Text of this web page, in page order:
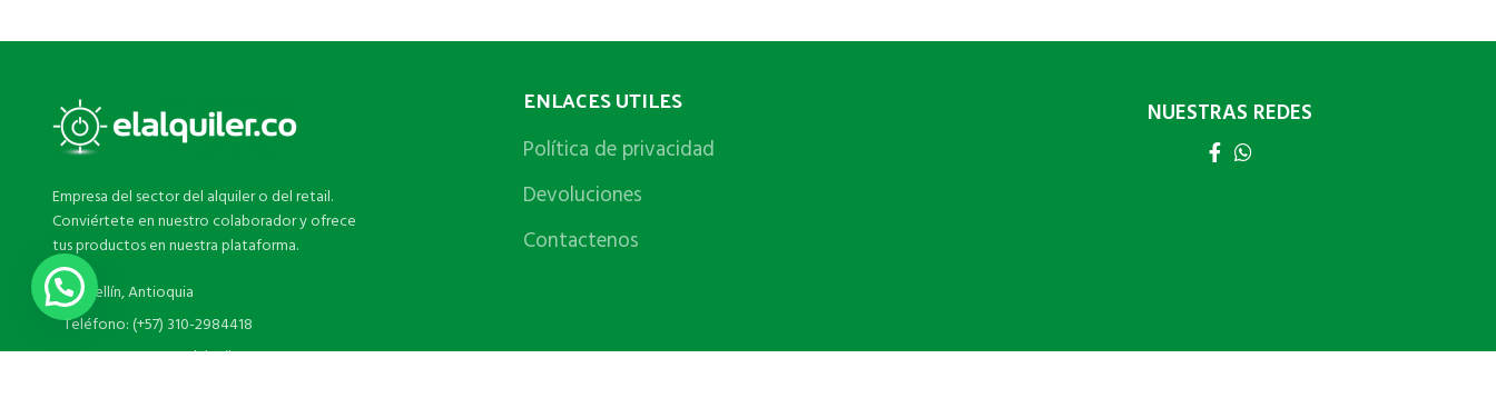
Empresa del sector del alquiler o del retail.
Conviértete en nuestro colaborador y ofrece
tus productos en nuestra plataforma.
Medellín, Antioquia
Teléfono: (+57) 310-2984418
Correo:venta08@elalquiler.com
ENLACES UTILES
Política de privacidad
Devoluciones
Contactenos
NUESTRAS REDES